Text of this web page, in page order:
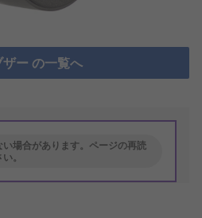
ー の一覧へ
場合があります。ページの再読
。